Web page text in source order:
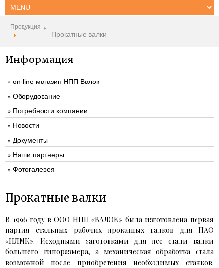
Продукция
Прокатные валки
Информация
on-line магазин НПП Валок
Оборудование
Потребности компании
Новости
Документы
Наши партнеры
Фотогалерея
Прокатные валки
В 1996 году в ООО НПП «ВАЛОК» была изготовлена первая
партия стальных рабочих прокатных валков для ПАО
«НЛМК». Исходными заготовками для нее стали валки
большего типоразмера, а механическая обработка стала
возможной после приобретения необходимых станков.